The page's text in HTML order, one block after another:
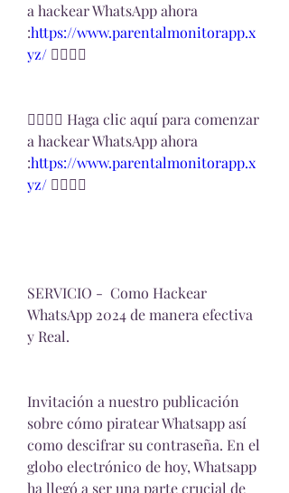
a hackear WhatsApp ahora
:https://www.parentalmonitorapp.x
yz/ 👈🏻👈🏻
👉🏻👉🏻 Haga clic aquí para comenzar
a hackear WhatsApp ahora
:https://www.parentalmonitorapp.x
yz/ 👈🏻👈🏻
SERVICIO -  Como Hackear
WhatsApp 2024 de manera efectiva
y Real.
Invitación a nuestro publicación
sobre cómo piratear Whatsapp así
como descifrar su contraseña. En el
globo electrónico de hoy, Whatsapp
ha llegó a ser una parte crucial de